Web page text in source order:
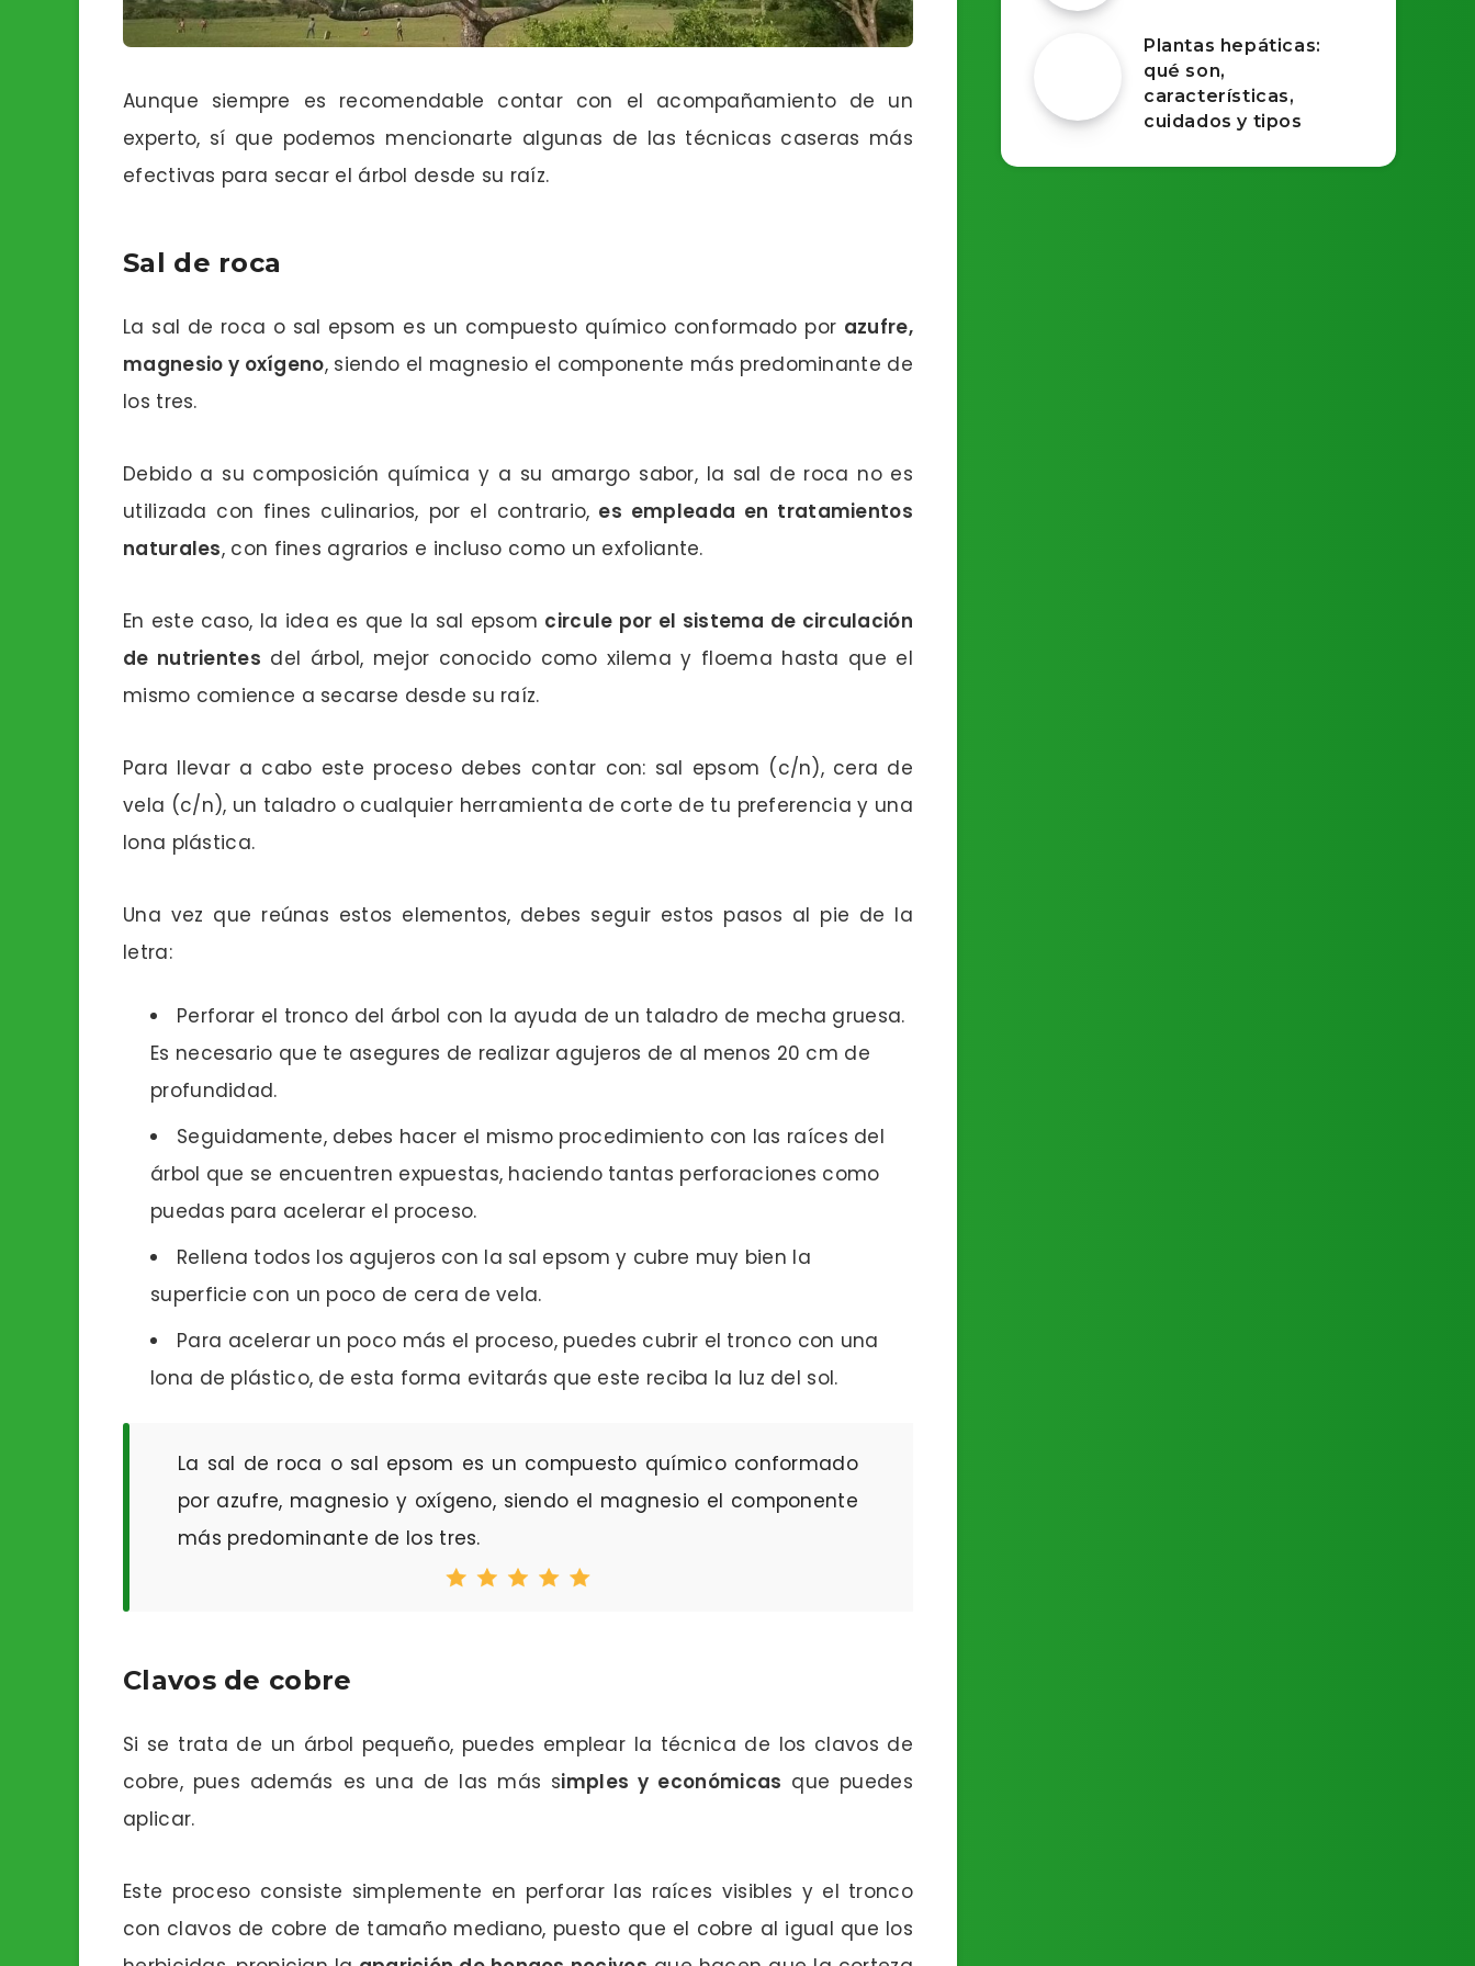
Aunque siempre es recomendable contar con el acompañamiento de un
experto, sí que podemos mencionarte algunas de las técnicas caseras más
efectivas para secar el árbol desde su raíz.
Sal de roca
La sal de roca o sal epsom es un compuesto químico conformado por azufre,
magnesio y oxígeno, siendo el magnesio el componente más predominante de
los tres.
Debido a su composición química y a su amargo sabor, la sal de roca no es
utilizada con fines culinarios, por el contrario, es empleada en tratamientos
naturales, con fines agrarios e incluso como un exfoliante.
En este caso, la idea es que la sal epsom circule por el sistema de circulación
de nutrientes del árbol, mejor conocido como xilema y floema hasta que el
mismo comience a secarse desde su raíz.
Para llevar a cabo este proceso debes contar con: sal epsom (c/n), cera de
vela (c/n), un taladro o cualquier herramienta de corte de tu preferencia y una
lona plástica.
Una vez que reúnas estos elementos, debes seguir estos pasos al pie de la
letra:
Perforar el tronco del árbol con la ayuda de un taladro de mecha gruesa.
Es necesario que te asegures de realizar agujeros de al menos 20 cm de
profundidad.
Seguidamente, debes hacer el mismo procedimiento con las raíces del
árbol que se encuentren expuestas, haciendo tantas perforaciones como
puedas para acelerar el proceso.
Rellena todos los agujeros con la sal epsom y cubre muy bien la
superficie con un poco de cera de vela.
Para acelerar un poco más el proceso, puedes cubrir el tronco con una
lona de plástico, de esta forma evitarás que este reciba la luz del sol.
La sal de roca o sal epsom es un compuesto químico conformado
por azufre, magnesio y oxígeno, siendo el magnesio el componente
más predominante de los tres.
Clavos de cobre
Si se trata de un árbol pequeño, puedes emplear la técnica de los clavos de
cobre, pues además es una de las más simples y económicas que puedes
aplicar.
Este proceso consiste simplemente en perforar las raíces visibles y el tronco
con clavos de cobre de tamaño mediano, puesto que el cobre al igual que los
Plantas hepáticas:
qué son,
características,
cuidados y tipos